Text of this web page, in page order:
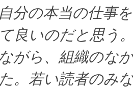
分の本当の仕事
良いのだと思う
がら、組織のな
。若い読者のみ